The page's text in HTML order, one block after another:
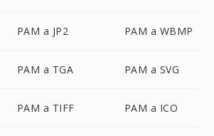
PAM a JP2 PAM a WBMP
PAM a TGA PAM a SVG
PAM a TIFF PAM a ICO